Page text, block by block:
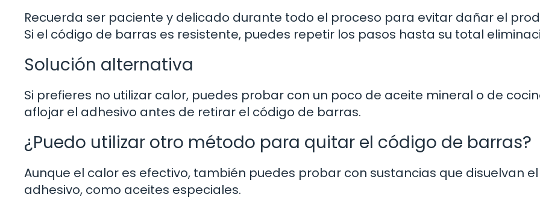
Recuerda ser paciente y delicado durante todo el proceso para evitar dañar el
Si el código de barras es resistente, puedes repetir los pasos hasta su total
Solución alternativa
Si prefieres no utilizar calor, puedes probar con un poco de aceite mineral o de
aflojar el adhesivo antes de retirar el código de barras.
¿Puedo utilizar otro método para quitar el código de barras?
Aunque el calor es efectivo, también puedes probar con sustancias que disuelvan el
adhesivo, como aceites especiales.